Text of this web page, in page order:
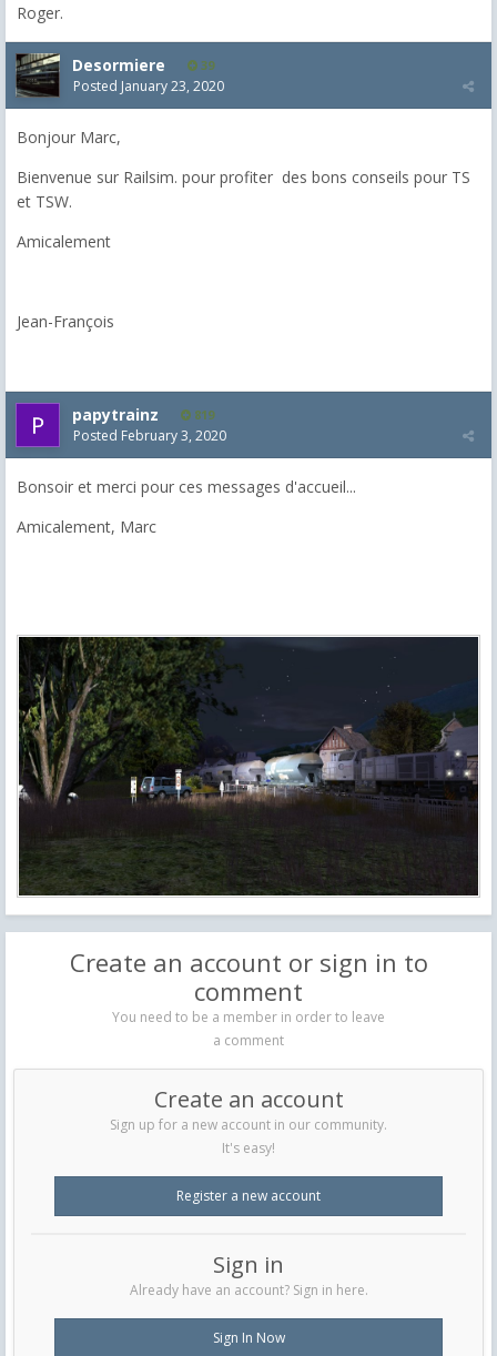
Roger.
Desormiere 39
Posted January 23, 2020
Bonjour Marc,
Bienvenue sur Railsim. pour profiter des bons conseils pour TS
et TSW.
Amicalement
Jean-François
papytrainz 819
Posted February 3, 2020
Bonsoir et merci pour ces messages d'accueil...
Amicalement, Marc
Create an account or sign in to
comment
You need to be a member in order to leave
a comment
Create an account
Sign up for a new account in our community.
It's easy!
Register a new account
Sign in
Already have an account? Sign in here.
Sign In Now